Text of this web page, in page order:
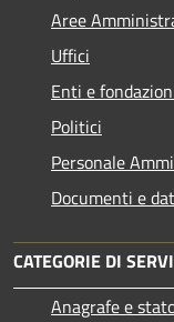
Aree
Uffici
Enti e
Politici
Personale
Documenti e
CATEGORIE DI
Anagrafe e